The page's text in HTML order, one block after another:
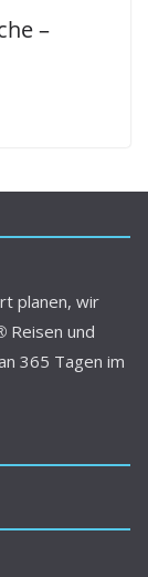
–
planen, wir
Reisen und
365 Tagen im